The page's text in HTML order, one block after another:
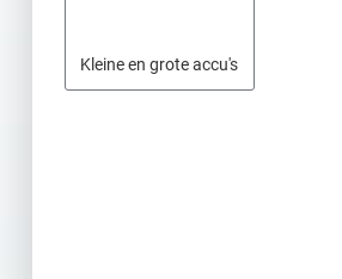
Kleine en grote accu's